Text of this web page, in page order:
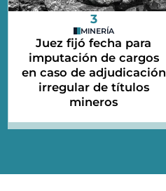
3
MINERÍA
Juez fijó fecha para
imputación de cargos
en caso de adjudicación
irregular de títulos
mineros